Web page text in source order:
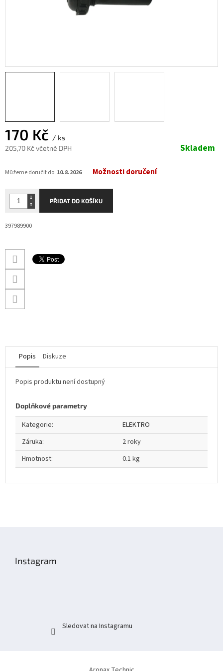
170 Kč / ks
205,70 Kč včetně DPH
cena:
Skladem
Můžeme doručit do: 10.8.2026 Možnosti doručení
PŘIDAT DO KOŠÍKU
397989900
Popis Diskuze
Popis produktu není dostupný
Doplňkové parametry
Kategorie:
ELEKTRO
Záruka:
2 roky
Hmotnost: 0.1 kg
Instagram
Sledovat na Instagramu